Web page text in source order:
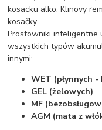
kosacku alko. Klinovy
kosačky
Prostowniki inteligentne
wszystkich typów
innymi:
WET (płynnych
GEL (żelowych)
MF
AGM (mata z